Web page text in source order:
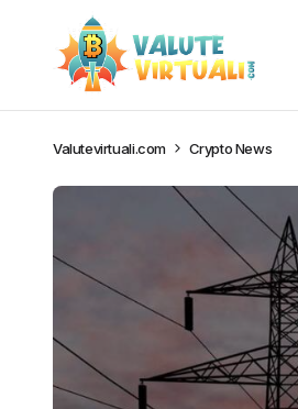
Valutevirtuali.com Crypto News